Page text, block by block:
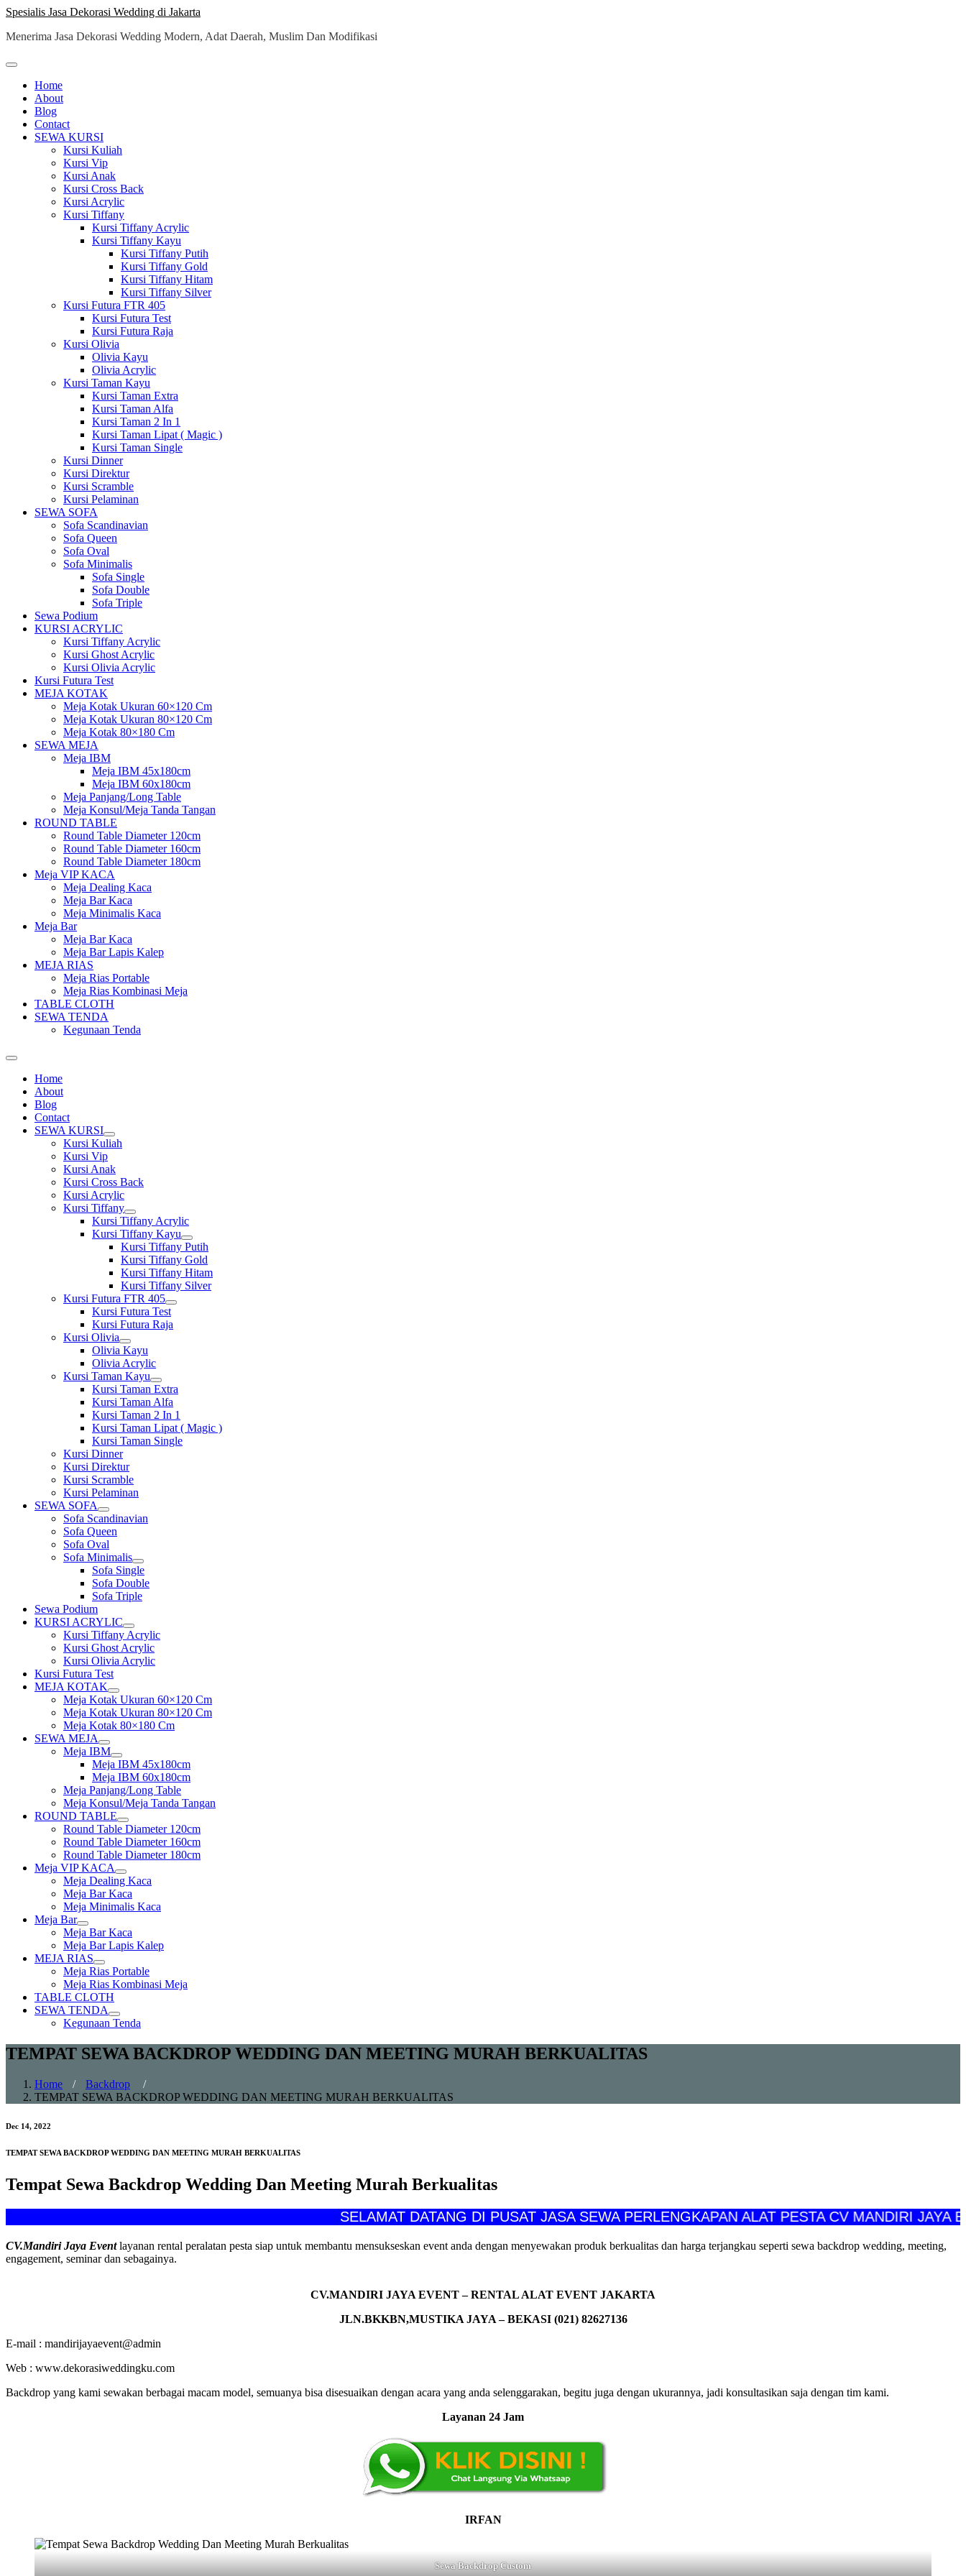
Skip
content
Spesialis Jasa Dekorasi Wedding di Jakarta
Menerima Jasa Dekorasi Wedding Modern, Adat Daerah, Muslim Dan Modifikasi
Home
About
Blog
Contact
SEWA KURSI
Kursi Kuliah
Kursi Vip
Kursi Anak
Kursi Cross Back
Kursi Acrylic
Kursi Tiffany
Kursi Tiffany Acrylic
Kursi Tiffany Kayu
Kursi Tiffany Putih
Kursi Tiffany Gold
Kursi Tiffany Hitam
Kursi Tiffany Silver
Kursi Futura FTR 405
Kursi Futura Test
Kursi Futura Raja
Kursi Olivia
Olivia Kayu
Olivia Acrylic
Kursi Taman Kayu
Kursi Taman Extra
Kursi Taman Alfa
Kursi Taman 2 In 1
Kursi Taman Lipat ( Magic )
Kursi Taman Single
Kursi Dinner
Kursi Direktur
Kursi Scramble
Kursi Pelaminan
SEWA SOFA
Sofa Scandinavian
Sofa Queen
Sofa Oval
Sofa Minimalis
Sofa Single
Sofa Double
Sofa Triple
Sewa Podium
KURSI ACRYLIC
Kursi Tiffany Acrylic
Kursi Ghost Acrylic
Kursi Olivia Acrylic
Kursi Futura Test
MEJA KOTAK
Meja Kotak Ukuran 60×120 Cm
Meja Kotak Ukuran 80×120 Cm
Meja Kotak 80×180 Cm
SEWA MEJA
Meja IBM
Meja IBM 45x180cm
Meja IBM 60x180cm
Meja Panjang/Long Table
Meja Konsul/Meja Tanda Tangan
ROUND TABLE
Round Table Diameter 120cm
Round Table Diameter 160cm
Round Table Diameter 180cm
Meja VIP KACA
Meja Dealing Kaca
Meja Bar Kaca
Meja Minimalis Kaca
Meja Bar
Meja Bar Kaca
Meja Bar Lapis Kalep
MEJA RIAS
Meja Rias Portable
Meja Rias Kombinasi Meja
TABLE CLOTH
SEWA TENDA
Kegunaan Tenda
Home
About
Blog
Contact
SEWA KURSI
Show
sub
Kursi Kuliah
Kursi Vip
Kursi Anak
Kursi Cross Back
Kursi Acrylic
Kursi Tiffany
Show
sub
menu
Kursi Tiffany Acrylic
Kursi Tiffany Kayu
Show
sub
menu
Kursi Tiffany Putih
Kursi Tiffany Gold
Kursi Tiffany Hitam
Kursi Tiffany Silver
Kursi Futura FTR 405
Show
sub
menu
Kursi Futura Test
Kursi Futura Raja
Kursi Olivia
Show
sub
menu
Olivia Kayu
Olivia Acrylic
Kursi Taman Kayu
Show
sub
menu
Kursi Taman Extra
Kursi Taman Alfa
Kursi Taman 2 In 1
Kursi Taman Lipat ( Magic )
Kursi Taman Single
Kursi Dinner
Kursi Direktur
Kursi Scramble
Kursi Pelaminan
SEWA SOFA
Show
sub
menu
Sofa Scandinavian
Sofa Queen
Sofa Oval
Sofa Minimalis
Show
sub
menu
Sofa Single
Sofa Double
Sofa Triple
Sewa Podium
KURSI ACRYLIC
Show
sub
menu
Kursi Tiffany Acrylic
Kursi Ghost Acrylic
Kursi Olivia Acrylic
Kursi Futura Test
MEJA KOTAK
Show
sub
menu
Meja Kotak Ukuran 60×120 Cm
Meja Kotak Ukuran 80×120 Cm
Meja Kotak 80×180 Cm
SEWA MEJA
Show
sub
menu
Meja IBM
Show
sub
menu
Meja IBM 45x180cm
Meja IBM 60x180cm
Meja Panjang/Long Table
Meja Konsul/Meja Tanda Tangan
ROUND TABLE
Show
sub
menu
Round Table Diameter 120cm
Round Table Diameter 160cm
Round Table Diameter 180cm
Meja VIP KACA
Show
sub
menu
Meja Dealing Kaca
Meja Bar Kaca
Meja Minimalis Kaca
Meja Bar
Show
sub
menu
Meja Bar Kaca
Meja Bar Lapis Kalep
MEJA RIAS
Show
sub
menu
Meja Rias Portable
Meja Rias Kombinasi Meja
TABLE CLOTH
SEWA TENDA
Show
sub
Kegunaan Tenda
TEMPAT SEWA BACKDROP WEDDING DAN MEETING MURAH BERKUALITAS
Home / Backdrop
/
TEMPAT SEWA BACKDROP WEDDING DAN MEETING MURAH BERKUALITAS
Dec 14, 2022
TEMPAT SEWA BACKDROP WEDDING DAN MEETING MURAH BERKUALITAS
Tempat Sewa Backdrop Wedding Dan Meeting Murah Berkualitas
SELAMAT DATANG DI PUSAT JASA SEWA PERLENGKAPAN ALAT PESTA CV MANDIRI JAYA EVENT
CV.Mandiri Jaya Event layanan rental peralatan pesta siap untuk membantu mensukseskan event anda dengan menyewakan produk berkualitas dan harga terjangkau seperti sewa backdrop wedding, meeting,
engagement, seminar dan sebagainya.
CV.MANDIRI JAYA EVENT – RENTAL ALAT EVENT JAKARTA
JLN.BKKBN,MUSTIKA JAYA – BEKASI (021) 82627136
E-mail : mandirijayaevent@admin
Web : www.dekorasiweddingku.com
Backdrop yang kami sewakan berbagai macam model, semuanya bisa disesuaikan dengan acara yang anda selenggarakan, begitu juga dengan ukurannya, jadi konsultasikan saja dengan tim kami.
Layanan 24 Jam
IRFAN
Sewa Backdrop Custom